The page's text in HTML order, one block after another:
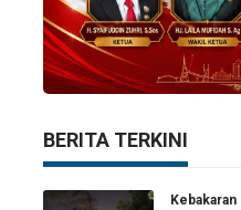
BERITA TERKINI